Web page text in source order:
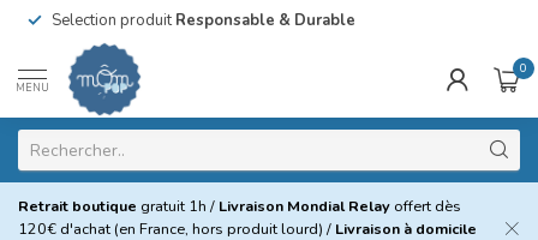
Selection produitResponsable & Durable
MENU
0
Retrait boutique gratuit 1h / Livraison Mondial Relay offert dès
120€ d'achat (en France, hors produit lourd) / Livraison à domicile